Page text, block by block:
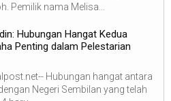
Pemilik nama Melisa...
Hubungan Hangat Kedua
Penting dalam Pelestarian
Hubungan hangat antara
Negeri Sembilan yang telah